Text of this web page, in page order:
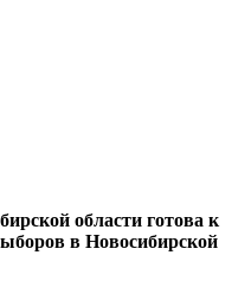
области готова к
в Новосибирской